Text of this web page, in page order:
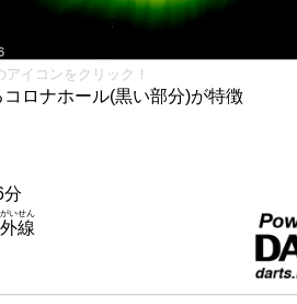
イコンをクリック！
ロナホール(黒い部分)が特徴
分
線
いせん